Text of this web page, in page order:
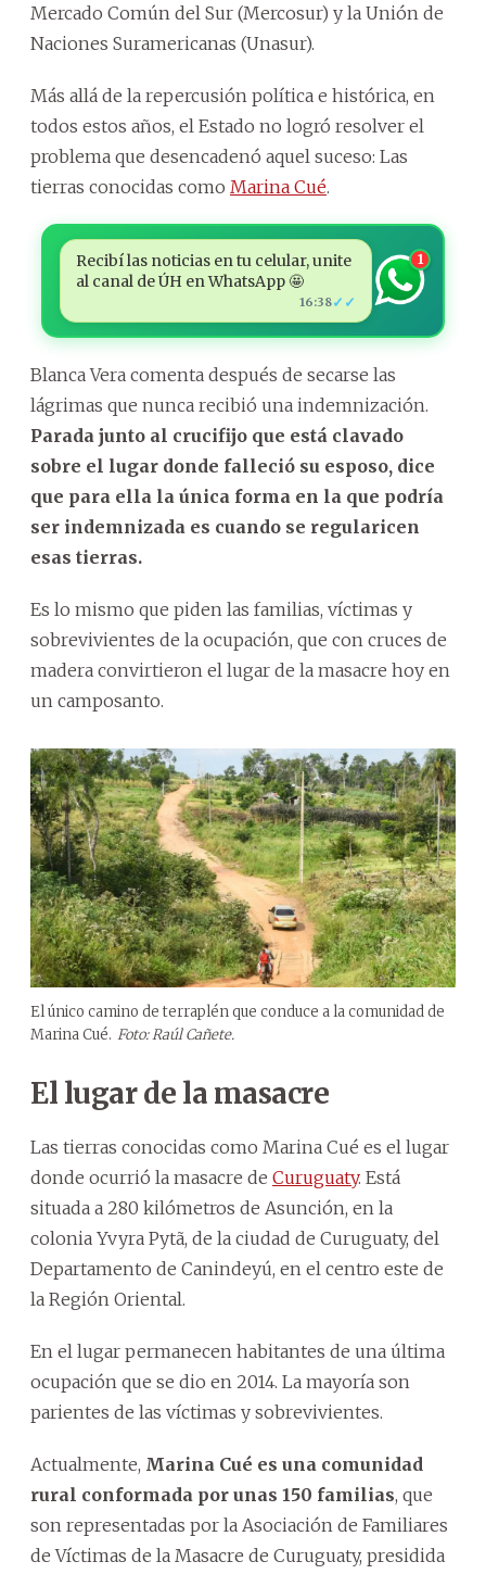
Mercado Común del Sur (Mercosur) y la Unión de
Naciones Suramericanas (Unasur).
Más allá de la repercusión política e histórica, en
todos estos años, el Estado no logró resolver el
problema que desencadenó aquel suceso: Las
tierras conocidas como Marina Cué.
Recibí las noticias en tu celular, unite
al canal de ÚH en WhatsApp 🤩
16:38✓✓
1
Blanca Vera comenta después de secarse las
lágrimas que nunca recibió una indemnización.
Parada junto al crucifijo que está clavado
sobre el lugar donde falleció su esposo, dice
que para ella la única forma en la que podría
ser indemnizada es cuando se regularicen
esas tierras.
Es lo mismo que piden las familias, víctimas y
sobrevivientes de la ocupación, que con cruces de
madera convirtieron el lugar de la masacre hoy en
un camposanto.
El único camino de terraplén que conduce a la comunidad de
Marina Cué. Foto: Raúl Cañete.
El lugar de la masacre
Las tierras conocidas como Marina Cué es el lugar
donde ocurrió la masacre de Curuguaty. Está
situada a 280 kilómetros de Asunción, en la
colonia Yvyra Pytã, de la ciudad de Curuguaty, del
Departamento de Canindeyú, en el centro este de
la Región Oriental.
En el lugar permanecen habitantes de una última
ocupación que se dio en 2014. La mayoría son
parientes de las víctimas y sobrevivientes.
Actualmente, Marina Cué es una comunidad
rural conformada por unas 150 familias, que
son representadas por la Asociación de Familiares
de Víctimas de la Masacre de Curuguaty, presidida